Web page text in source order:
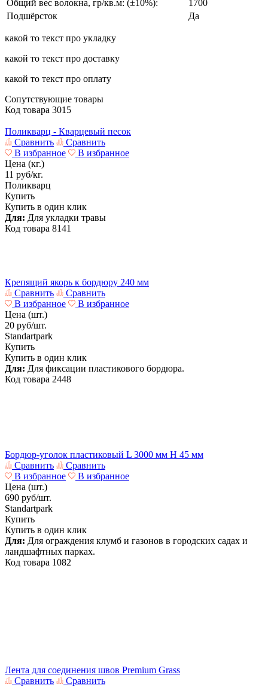
Общий вес волокна, гр/кв.м: (±10%):
1700
Подшёрсток
Да
какой то текст про укладку
какой то текст про доставку
какой то текст про оплату
Сопутствующие товары
Код товара 3015
Поликварц - Кварцевый песок
Сравнить
Сравнить
В избранное
В избранное
Цена (кг.)
11 руб/кг.
Поликварц
Купить
Купить в один клик
Для: Для укладки травы
Код товара 8141
Крепящий якорь к бордюру 240 мм
Сравнить
Сравнить
В избранное
В избранное
Цена (шт.)
20 руб/шт.
Standartpark
Купить
Купить в один клик
Для: Для фиксации пластикового бордюра.
Код товара 2448
Бордюр-уголок пластиковый L 3000 мм H 45 мм
Сравнить
Сравнить
В избранное
В избранное
Цена (шт.)
690 руб/шт.
Standartpark
Купить
Купить в один клик
Для: Для ограждения клумб и газонов в городских садах и
ландшафтных парках.
Код товара 1082
Лента для соединения швов Premium Grass
Сравнить
Сравнить